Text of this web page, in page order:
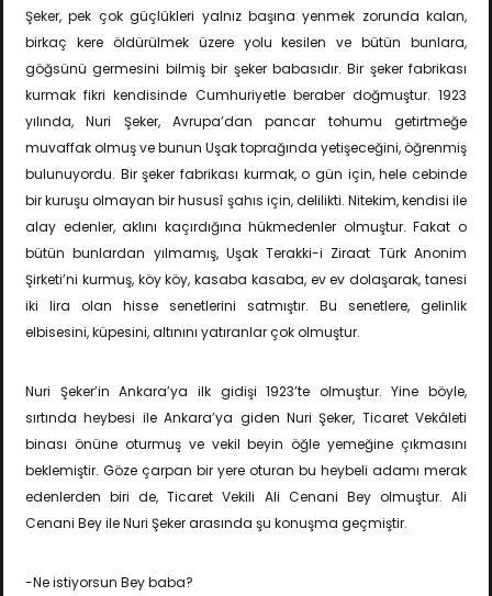
Şeker, pek çok güçlükleri yalnız başına yenmek zorunda kalan,
birkaç kere öldürülmek üzere yolu kesilen ve bütün bunlara,
göğsünü germesini bilmiş bir şeker babasıdır. Bir şeker fabrikası
kurmak fikri kendisinde Cumhuriyetle beraber doğmuştur. 1923
yılında, Nuri Şeker, Avrupa’dan pancar tohumu getirtmeğe
muvaffak olmuş ve bunun Uşak toprağında yetişeceğini, öğrenmiş
bulunuyordu. Bir şeker fabrikası kurmak, o gün için, hele cebinde
bir kuruşu olmayan bir hususî şahıs için, delilikti. Nitekim, kendisi ile
alay edenler, aklını kaçırdığına hükmedenler olmuştur. Fakat o
bütün bunlardan yılmamış, Uşak Terakki-i Ziraat Türk Anonim
Şirketi’ni kurmuş, köy köy, kasaba kasaba, ev ev dolaşarak, tanesi
iki lira olan hisse senetlerini satmıştır. Bu senetlere, gelinlik
elbisesini, küpesini, altınını yatıranlar çok olmuştur.
Nuri Şeker’in Ankara’ya ilk gidişi 1923’te olmuştur. Yine böyle,
sırtında heybesi ile Ankara’ya giden Nuri Şeker, Ticaret Vekâleti
binası önüne oturmuş ve vekil beyin öğle yemeğine çıkmasını
beklemiştir. Göze çarpan bir yere oturan bu heybeli adamı merak
edenlerden biri de, Ticaret Vekili Ali Cenani Bey olmuştur. Ali
Cenani Bey ile Nuri Şeker arasında şu konuşma geçmiştir.
-Ne istiyorsun Bey baba?